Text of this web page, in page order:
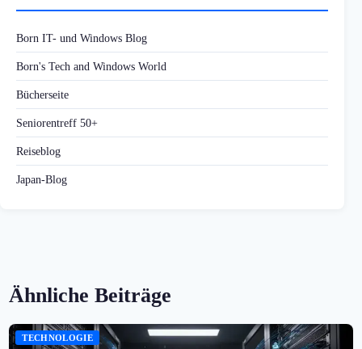
Born IT- und Windows Blog
Born's Tech and Windows World
Bücherseite
Seniorentreff 50+
Reiseblog
Japan-Blog
Ähnliche Beiträge
TECHNOLOGIE